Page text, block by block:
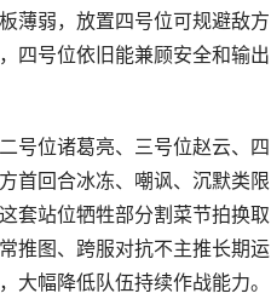
薄弱，放置四号位可规避敌方
四号位依旧能兼顾安全和输出
号位诸葛亮、三号位赵云、四
首回合冰冻、嘲讽、沉默类限
套站位牺牲部分割菜节拍换取
推图、跨服对抗不主推长期运
大幅降低队伍持续作战能力。